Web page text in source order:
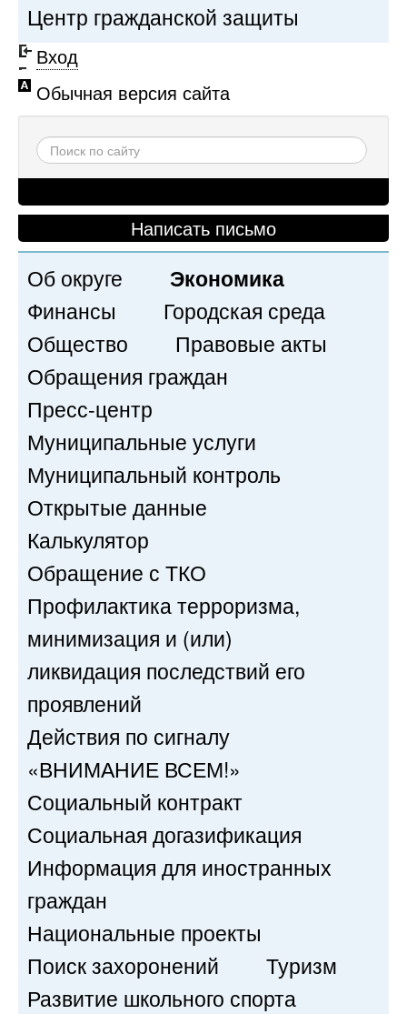
Центр гражданской защиты
Вход
Обычная версия сайта
Написать письмо
Об округе
Экономика
Финансы
Городская среда
Общество
Правовые акты
Обращения граждан
Пресс-центр
Муниципальные услуги
Муниципальный контроль
Открытые данные
Калькулятор
Обращение с ТКО
Профилактика терроризма,
минимизация и (или)
ликвидация последствий его
проявлений
Действия по сигналу
«ВНИМАНИЕ ВСЕМ!»
Социальный контракт
Социальная догазификация
Информация для иностранных
граждан
Национальные проекты
Поиск захоронений
Туризм
Развитие школьного спорта